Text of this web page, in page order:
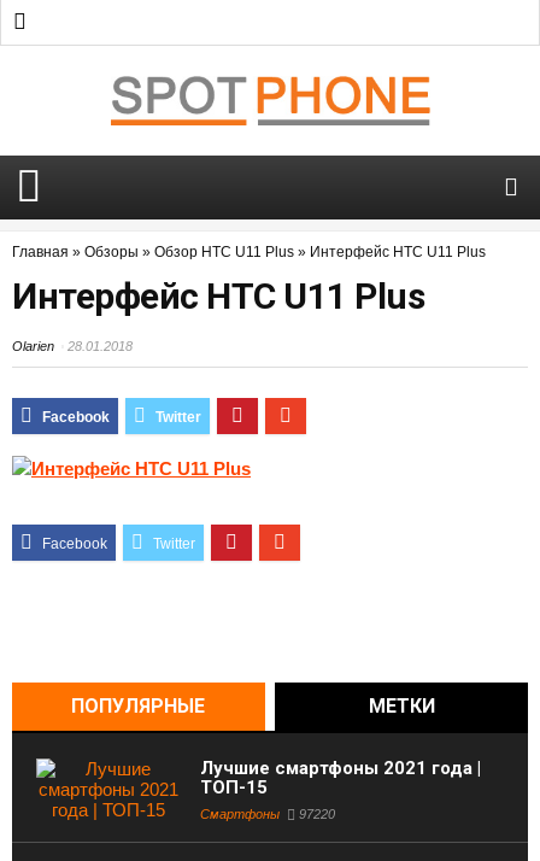
Главная » Обзоры » Обзор HTC U11 Plus » Интерфейс HTC U11 Plus
Интерфейс HTC U11 Plus
Olarien 28.01.2018
ПОПУЛЯРНЫЕ МЕТКИ
Лучшие смартфоны 2021 года |
ТОП-15
Смартфоны 97220